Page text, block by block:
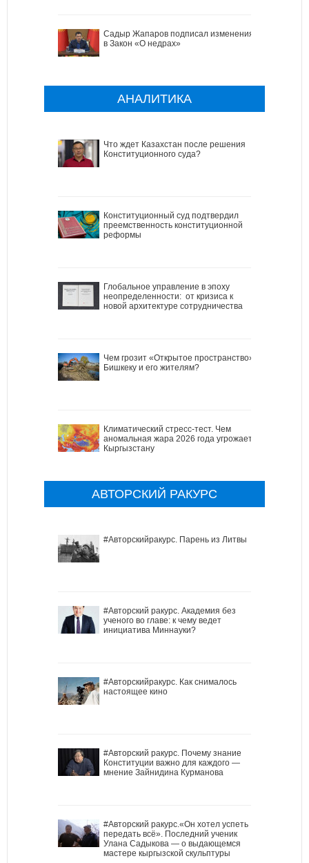
Садыр Жапаров подписал изменения
в Закон «О недрах»
АНАЛИТИКА
Что ждет Казахстан после решения
Конституционного суда?
Конституционный суд подтвердил
преемственность конституционной
реформы
Глобальное управление в эпоху
неопределенности: от кризиса к
новой архитектуре сотрудничества
Чем грозит «Открытое пространство»
Бишкеку и его жителям?
Климатический стресс-тест. Чем
аномальная жара 2026 года угрожает
Кыргызстану
АВТОРСКИЙ РАКУРС
#Авторскийракурс. Парень из Литвы
#Авторский ракурс. Академия без
ученого во главе: к чему ведет
инициатива Миннауки?
#Авторскийракурс. Как снималось
настоящее кино
#Авторский ракурс. Почему знание
Конституции важно для каждого —
мнение Зайнидина Курманова
#Авторский ракурс.«Он хотел успеть
передать всё». Последний ученик
Улана Садыкова — о выдающемся
мастере кыргызской скульптуры